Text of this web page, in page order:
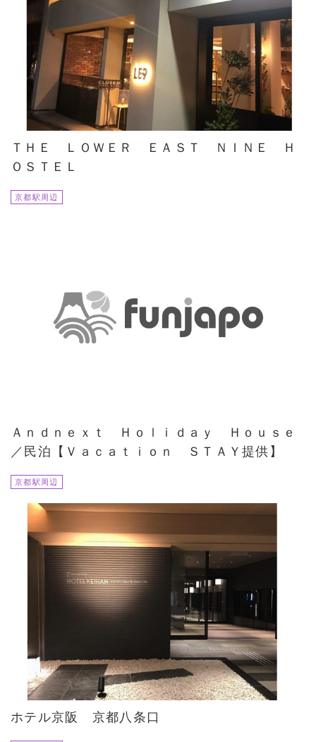
ＴＨＥ ＬＯＷＥＲ ＥＡＳＴ ＮＩＮＥ Ｈ
ＯＳＴＥＬ
京都駅周辺
Ａｎｄｎｅｘｔ Ｈｏｌｉｄａｙ Ｈｏｕｓｅ
／民泊【Ｖａｃａｔｉｏｎ ＳＴＡＹ提供】
京都駅周辺
ホテル京阪 京都八条口